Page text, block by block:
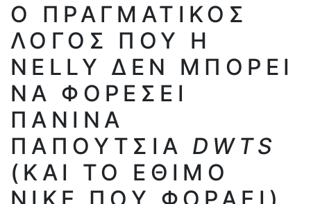
Ο ΠΡΑΓΜΑΤΙΚΌΣ
ΛΌΓΟΣ ΠΟΥ Η
NELLY ΔΕΝ ΜΠΟΡΕΊ
ΝΑ ΦΟΡΈΣΕΙ
ΠΆΝΙΝΑ
ΠΑΠΟΎΤΣΙΑ DWTS
(ΚΑΙ ΤΟ ΈΘΙΜΟ